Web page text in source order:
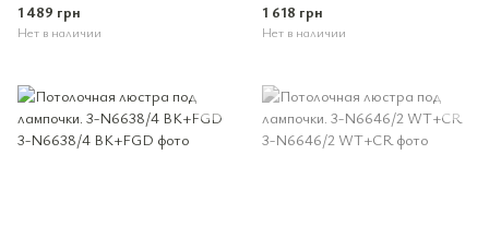
1 489 грн
Нет в наличии
1 618 грн
Нет в наличии